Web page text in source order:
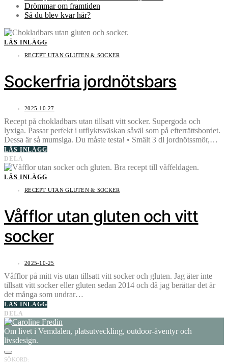
Drömmar om framtiden
Så du blev kvar här?
LÄS INLÄGG
RECEPT UTAN GLUTEN & SOCKER
Sockerfria jordnötsbars
2025-10-27
Recept på chokladbars utan tillsatt vitt socker. Supergoda och
lyxiga. Passar perfekt i utflyktsväskan såväl som på efterrättsbordet.
Dessa är så mumsiga. Du måste testa! • Smält 3 dl jordnötssmör,…
LÄS INLÄGG
DELA
LÄS INLÄGG
RECEPT UTAN GLUTEN & SOCKER
Våfflor utan gluten och vitt
socker
2025-10-25
Våfflor på mitt vis utan tillsatt vitt socker och gluten. Jag äter inte
tillsatt vitt socker eller gluten sedan 2014 och då jag berättar det är
det många som undrar…
LÄS INLÄGG
DELA
Om livet i Vemdalen, platsutveckling, outdoor-äventyr och
livsdesign.
SÖKORD: